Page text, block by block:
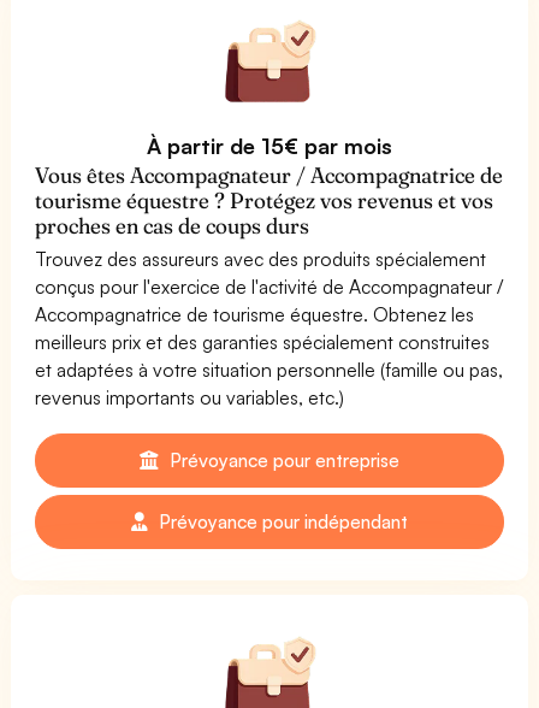
À partir de 15€ par mois
Vous êtes Accompagnateur / Accompagnatrice de
tourisme équestre ? Protégez vos revenus et vos
proches en cas de coups durs
Trouvez des assureurs avec des produits spécialement
conçus pour l'exercice de l'activité de Accompagnateur /
Accompagnatrice de tourisme équestre. Obtenez les
meilleurs prix et des garanties spécialement construites
et adaptées à votre situation personnelle (famille ou pas,
revenus importants ou variables, etc.)
Prévoyance pour entreprise
Prévoyance pour indépendant